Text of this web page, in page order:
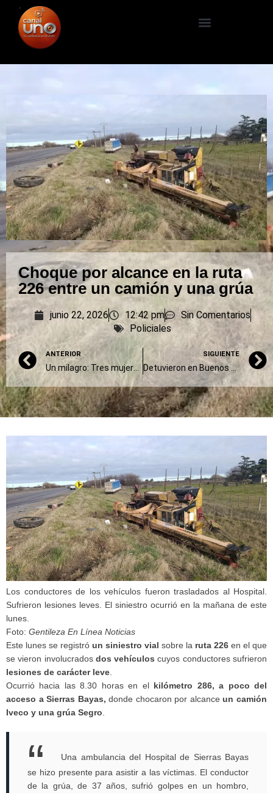
Choque por alcance en la ruta
226 entre un camión y una grúa
junio 22, 2026 12:42 pm
Sin Comentarios
Policiales
ANTERIOR SIGUIENTE
Detuvieron en Buenos Aires al presunto líder de una banda de estafas virtuales que operaba desde Sierra Chica
Los conductores de los vehículos fueron trasladados al Hospital.
Sufrieron lesiones leves. El siniestro ocurrió en la mañana de este
lunes.
Foto: Gentileza En Línea Noticias
Este lunes se registró un siniestro vial sobre la ruta 226 en el que
se vieron involucrados dos vehículoscuyos conductores sufrieron
lesiones de carácter leve
Ocurrió hacia las 8.30 horas en el kilómetro 286, a poco del
acceso a Sierras Bayas, donde chocaron por alcance un camión
Iveco y una grúa Segro
Una ambulancia del Hospital de Sierras Bayas
se hizo presente para asistir a las víctimas. El conductor
de la grúa, de 37 años, sufrió golpes en un hombro,